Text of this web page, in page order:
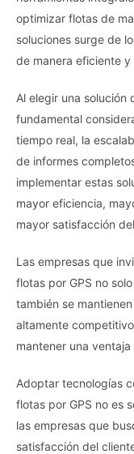
optimizar flotas de
soluciones surge de
de manera eficiente
Al elegir una solución
fundamental
tiempo real, la
de informes
implementar estas
mayor eficiencia,
mayor satisfacción
Las empresas que
flotas por GPS no
también se
altamente
mantener una
Adoptar tecnologías
flotas por GPS no es
las empresas que
satisfacción del